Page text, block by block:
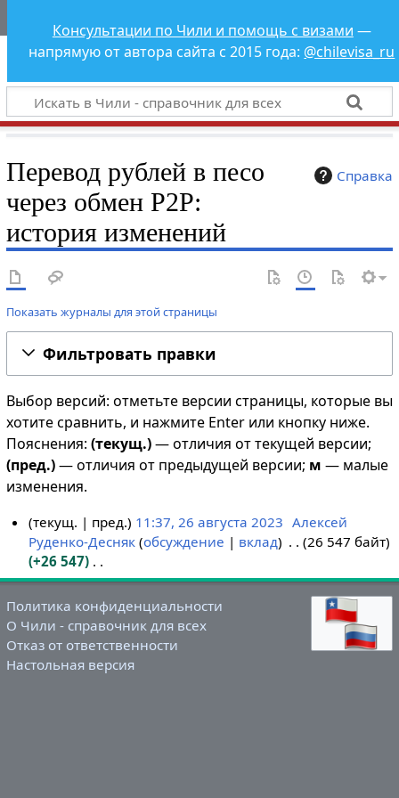
Чили - справочник
для всех
Консультации по Чили и помощь с визами —
напрямую от автора сайта с 2015 года: @chilevisa_ru
Справка
Перевод рублей в песо
через обмен P2P:
история изменений
Показать журналы для этой страницы
Фильтровать правки
Выбор версий: отметьте версии страницы, которые вы
хотите сравнить, и нажмите Enter или кнопку ниже.
Пояснения: (текущ.)— отличия от текущей версии;
(пред.)— отличия от предыдущей версии; м — малые
изменения.
а
в
г
у
с
текущ. пред. 11:37, 26 августа 2023 Алексей
Руденко-Десняк обсуждение вклад
26 547 байт
+26 547
Н
т
Политика конфиденциальности
О Чили - справочник для всех
Отказ от ответственности
Настольная версия